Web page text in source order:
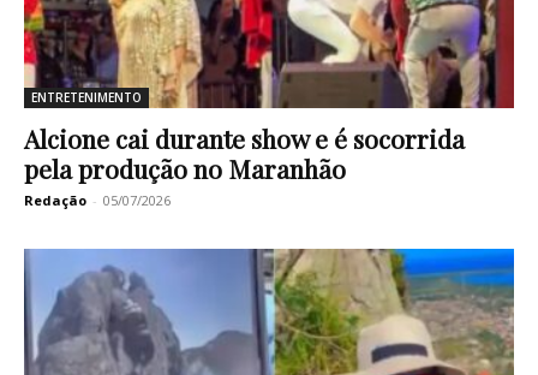
ENTRETENIMENTO
Alcione cai durante show e é socorrida
pela produção no Maranhão
Redação - 05/07/2026